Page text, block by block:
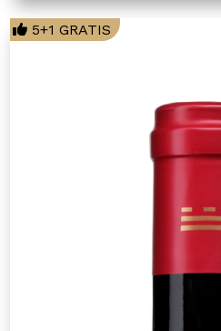
5+1 GRATIS